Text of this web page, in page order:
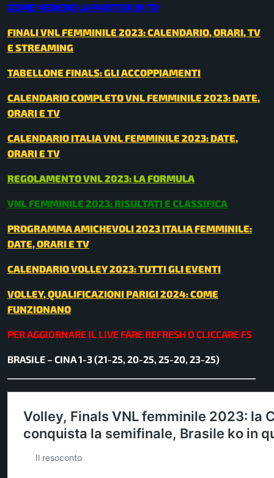
COME VEDERE LA PARTITA IN TV
FINALI VNL FEMMINILE 2023: CALENDARIO, ORARI, TV
E STREAMING
TABELLONE FINALS: GLI ACCOPPIAMENTI
CALENDARIO COMPLETO VNL FEMMINILE 2023: DATE,
ORARI E TV
CALENDARIO ITALIA VNL FEMMINILE 2023: DATE,
ORARI E TV
REGOLAMENTO VNL 2023: LA FORMULA
VNL FEMMINILE 2023: RISULTATI E CLASSIFICA
PROGRAMMA AMICHEVOLI 2023 ITALIA FEMMINILE:
DATE, ORARI E TV
CALENDARIO VOLLEY 2023: TUTTI GLI EVENTI
VOLLEY, QUALIFICAZIONI PARIGI 2024: COME
FUNZIONANO
PER AGGIORNARE IL LIVE FARE REFRESH O CLICCARE F5
BRASILE – CINA 1-3 (21-25, 20-25, 25-20, 23-25)